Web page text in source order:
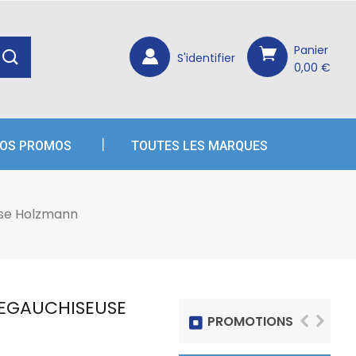
Panier
0,00 €
S'identifier
PROMOS TOUTES LES MARQUES
Holzmann
PROMOTIONS